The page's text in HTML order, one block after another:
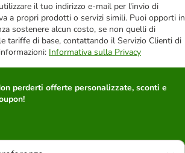
il tuo indirizzo e-mail per l'invio di
a propri prodotti o servizi simili. Puoi opporti in
sostenere alcun costo, se non quelli di
tariffe di base, contattando il Servizio Clienti di
Informativa sulla Privacy
perderti offerte personalizzate, sconti e